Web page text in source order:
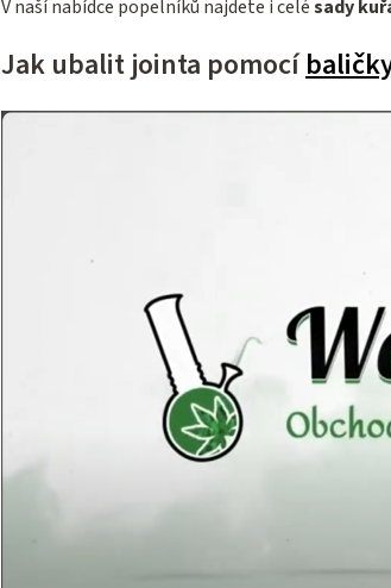
V naší nabídce popelníků najdete i celésady
Jak ubalit jointa pomocí